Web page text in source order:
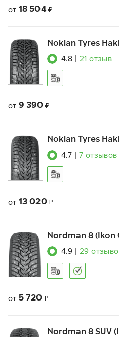
от 18 504 ₽
Nokian Tyres
4.8 21 отзыв
от 9 390 ₽
Nokian Tyres
4.7 7 отзывов
от 13 020 ₽
Nordman 8 (Ikon
4.9 29
от 5 720 ₽
Nordman 8 SUV